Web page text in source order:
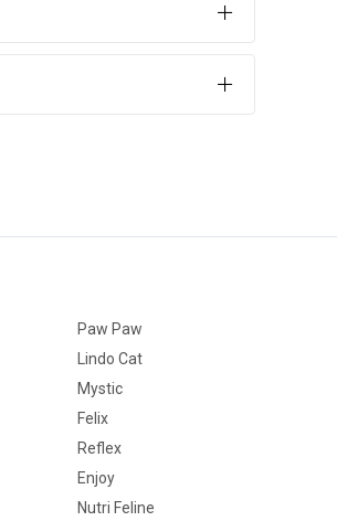
Paw Paw
Lindo Cat
Mystic
Felix
Reflex
Enjoy
Nutri Feline